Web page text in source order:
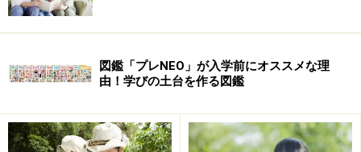
る力を育む図鑑
図鑑のベストセラー！ 『小学館の図鑑NEO＋くらべ
る図鑑』
本好きのお子さんには特に人気の「読ませる」図鑑
『比較大図鑑』
「比べる」意味が理解できる絵本『くらべてわけて
図鑑「プレNEO」が入学前にオススメな理
由！学びの土台を作る図鑑